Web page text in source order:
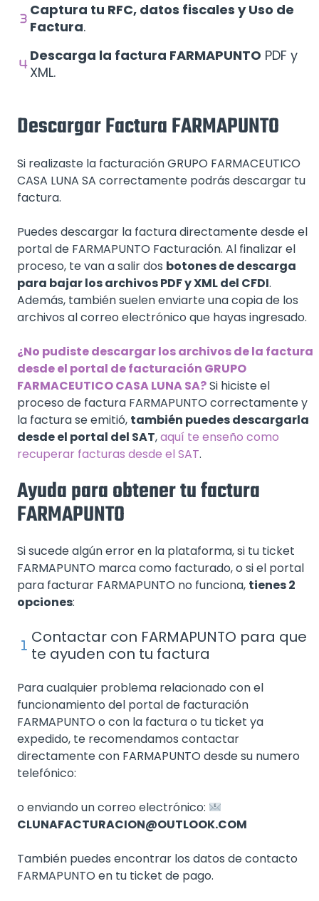
Captura tu RFC, datos fiscales y Uso de
Factura.
Descarga la factura FARMAPUNTO PDF y
XML.
Descargar Factura FARMAPUNTO
Si realizaste la facturación GRUPO FARMACEUTICO
CASA LUNA SA correctamente podrás descargar tu
factura.
Puedes descargar la factura directamente desde el
portal de FARMAPUNTO Facturación. Al finalizar el
proceso, te van a salir dos botones de descarga
para bajar los archivos PDF y XML del CFDI.
Además, también suelen enviarte una copia de los
archivos al correo electrónico que hayas ingresado.
¿No pudiste descargar los archivos de la factura
desde el portal de facturación GRUPO
FARMACEUTICO CASA LUNA SA?Si hiciste el
proceso de factura FARMAPUNTO correctamente y
la factura se emitió, también puedes descargarla
desde el portal del SAT,aquí te enseño como
recuperar facturas desde el SAT.
Ayuda para obtener tu factura
FARMAPUNTO
Si sucede algún error en la plataforma, si tu ticket
FARMAPUNTO marca como facturado, o si el portal
para facturar FARMAPUNTO no funciona, tienes 2
opciones:
Contactar con FARMAPUNTO para que
te ayuden con tu factura
Para cualquier problema relacionado con el
funcionamiento del portal de facturación
FARMAPUNTO o con la factura o tu ticket ya
expedido, te recomendamos contactar
directamente con FARMAPUNTO desde su numero
telefónico:
o enviando un correo electrónico:
CLUNAFACTURACION@OUTLOOK.COM
También puedes encontrar los datos de contacto
FARMAPUNTO en tu ticket de pago.